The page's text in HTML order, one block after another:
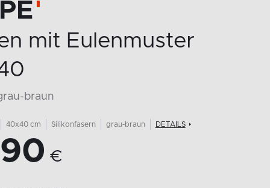
mit Eulenmuster
braun
40x40 cm Silikonfasern grau-braun DETAILS
€